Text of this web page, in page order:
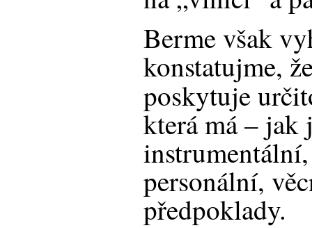
Berme však
konstatujme,
poskytuje
která má – jak
personální,
předpoklady.